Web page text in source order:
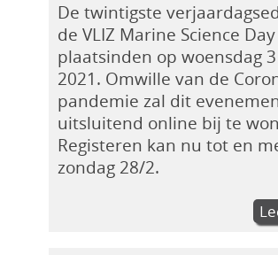
De twintigste
de VLIZ Marine Science
plaatsinden op woensdag
2021. Omwille van de
pandemie zal dit
uitsluitend online bij te
Registeren kan nu tot en
zondag 28/2.